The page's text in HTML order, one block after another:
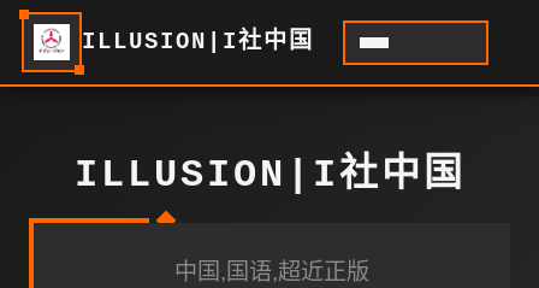
ILLUSION|I社中国
ILLUSION|I社中国
中国,国语,超近正版